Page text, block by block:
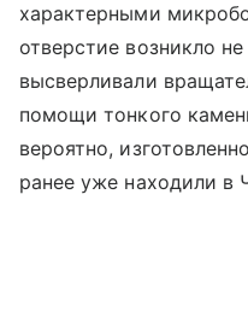
характерными
отверстие возникло
высверливали
помощи тонкого
вероятно,
ранее уже находили в